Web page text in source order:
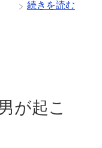
続きを読む
が起こ